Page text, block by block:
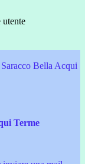
utente
Bella Acqui
Terme